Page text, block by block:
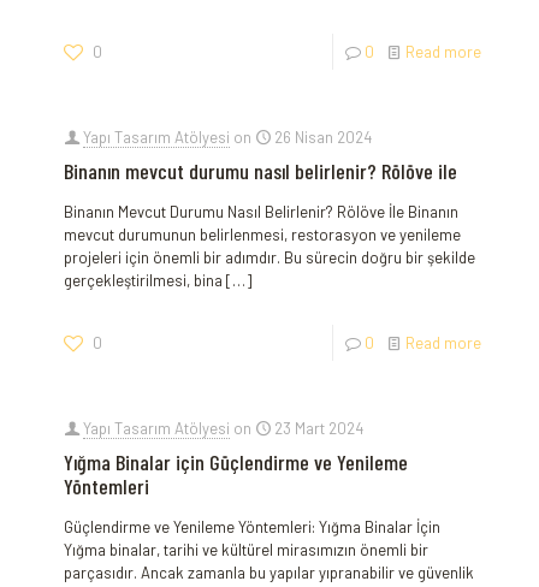
0 0 Read more
Yapı Tasarım Atölyesi on 26 Nisan 2024
Binanın mevcut durumu nasıl belirlenir? Rölöve ile
Binanın Mevcut Durumu Nasıl Belirlenir? Rölöve İle Binanın
mevcut durumunun belirlenmesi, restorasyon ve yenileme
projeleri için önemli bir adımdır. Bu sürecin doğru bir şekilde
gerçekleştirilmesi, bina […]
0 0 Read more
Yapı Tasarım Atölyesi on 23 Mart 2024
Yığma Binalar için Güçlendirme ve Yenileme
Yöntemleri
Güçlendirme ve Yenileme Yöntemleri: Yığma Binalar İçin
Yığma binalar, tarihi ve kültürel mirasımızın önemli bir⁤
parçasıdır.⁤ Ancak zamanla bu yapılar yıpranabilir ⁢ve ‍güvenlik